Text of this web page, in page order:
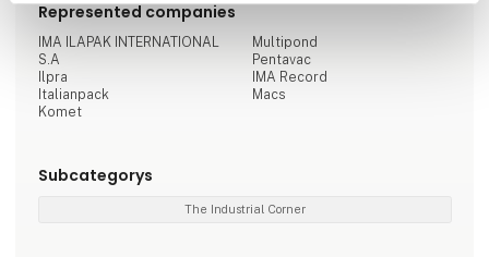
Represented companies
IMA ILAPAK INTERNATIONAL
S.A
Ilpra
Italianpack
Komet
Multipond
Pentavac
IMA Record
Macs
Subcategorys
The Industrial Corner